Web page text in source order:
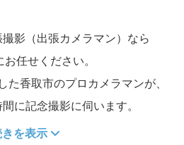
影（出張カメラマン）なら
任せください。
た香取市のプロカメラマンが、
に記念撮影に伺います。
を表示